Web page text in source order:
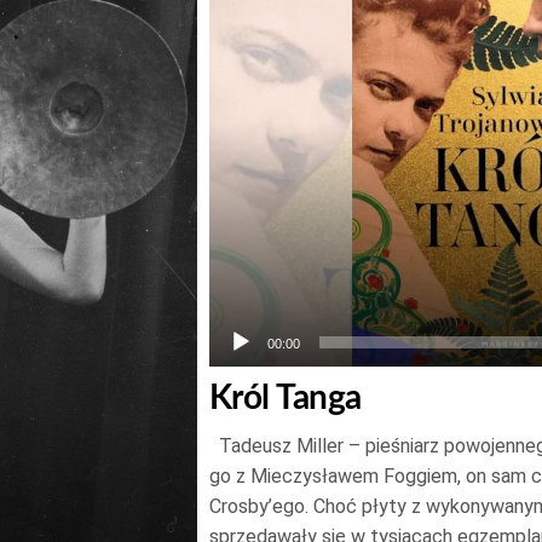
00:00
Król Tanga
Tadeusz Miller – pieśniarz
go z Mieczysławem Foggiem, on sam
Crosby’ego. Choć płyty z
sprzedawały się w tysiącach